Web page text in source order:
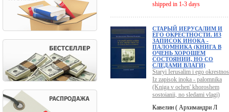
shipped in 1-3 days
СТАРЫЙ ИЕРУСАЛИМ И
ЕГО ОКРЕСТНОСТИ. ИЗ
ЗАПИСОК ИНОКА -
ПАЛОМНИКА (КНИГА В
ОЧЕНЬ ХОРОШЕМ
СОСТОЯНИИ, НО СО
СЛЕДАМИ ВЛАГИ)
Staryi Ierusalim i ego
Iz zapisok inoka - palomnika
(Kniga v ochen' khoroshem
sostoianii, no sledami vlagi)
Кавелин ( Архимандри Л